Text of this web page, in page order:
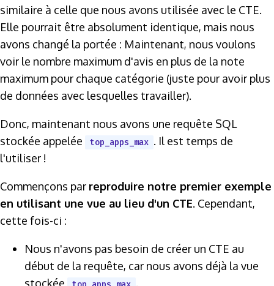
similaire à celle que nous avons utilisée avec le CTE.
Elle pourrait être absolument identique, mais nous
avons changé la portée : Maintenant, nous voulons
voir le nombre maximum d'avis en plus de la note
maximum pour chaque catégorie (juste pour avoir plus
de données avec lesquelles travailler).
Donc, maintenant nous avons une requête SQL
stockée appelée
top_apps_max . Il est temps de
l'utiliser !
Commençons par reproduire notre premier exemple
en utilisant une vue au lieu d'un CTE. Cependant,
cette fois-ci :
Nous n'avons pas besoin de créer un CTE au
début de la requête, car nous avons déjà la vue
stockée